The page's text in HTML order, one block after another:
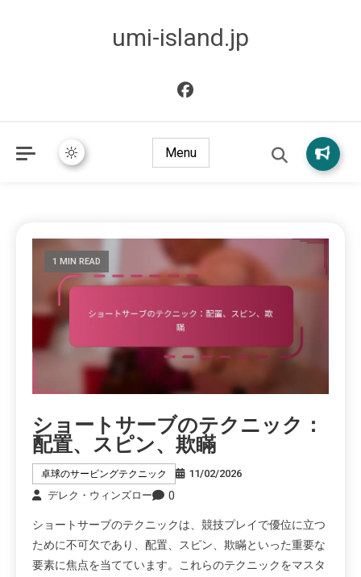
umi-island.jp
Menu
1 MIN READ
ショートサーブのテクニック：
配置、スピン、欺瞞
卓球のサービングテクニック
11/02/2026
デレク・ウィンズロー
0
ショートサーブのテクニックは、競技プレイで優位に立つ
ために不可欠であり、配置、スピン、欺瞞といった重要な
要素に焦点を当てています。これらのテクニックをマスタ